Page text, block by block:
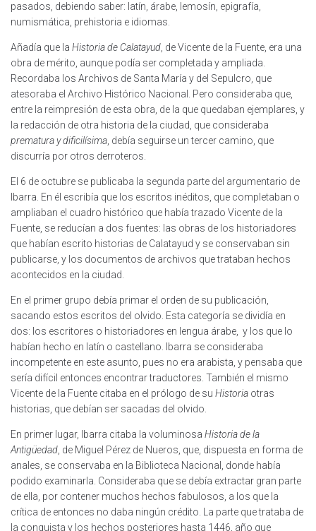
pasados, debiendo saber: latín, árabe, lemosín, epigrafía,
numismática, prehistoria e idiomas.
Añadía que la Historia de Calatayud , de Vicente de la Fuente, era una
obra de mérito, aunque podía ser completada y ampliada.
Recordaba los Archivos de Santa María y del Sepulcro, que
atesoraba el Archivo Histórico Nacional. Pero consideraba que,
entre la reimpresión de esta obra, de la que quedaban ejemplares, y
la redacción de otra historia de la ciudad, que consideraba
prematura y dificilísima , debía seguirse un tercer camino, que
discurría por otros derroteros.
El 6 de octubre se publicaba la segunda parte del argumentario de
Ibarra. En él escribía que los escritos inéditos, que completaban o
ampliaban el cuadro histórico que había trazado Vicente de la
Fuente, se reducían a dos fuentes: las obras de los historiadores
que habían escrito historias de Calatayud y se conservaban sin
publicarse, y los documentos de archivos que trataban hechos
acontecidos en la ciudad.
En el primer grupo debía primar el orden de su publicación,
sacando estos escritos del olvido. Esta categoría se dividía en
dos: los escritores o historiadores en lengua árabe, y los que lo
habían hecho en latín o castellano. Ibarra se consideraba
incompetente en este asunto, pues no era arabista, y pensaba que
sería difícil entonces encontrar traductores. También el mismo
Vicente de la Fuente citaba en el prólogo de su Historia otras
historias, que debían ser sacadas del olvido.
En primer lugar, Ibarra citaba la voluminosa Historia de la
Antigüedad , de Miguel Pérez de Nueros, que, dispuesta en forma de
anales, se conservaba en la Biblioteca Nacional, donde había
podido examinarla. Consideraba que se debía extractar gran parte
de ella, por contener muchos hechos fabulosos, a los que la
crítica de entonces no daba ningún crédito. La parte que trataba de
la conquista y los hechos posteriores hasta 1446, año que